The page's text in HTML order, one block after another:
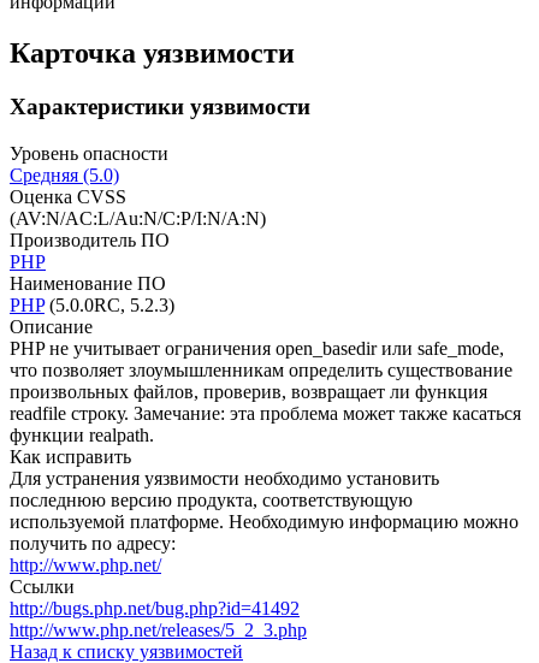
Карточка уязвимости
Характеристики уязвимости
Уровень опасности
Средняя (5.0)
Оценка CVSS
(AV:N/AC:L/Au:N/C:P/I:N/A:N)
Производитель ПО
PHP
Наименование ПО
PHP(5.0.0RC, 5.2.3)
Описание
PHP не учитывает ограничения open_basedir или safe_mode,
что позволяет злоумышленникам определить существование
произвольных файлов, проверив, возвращает ли функция
readfile строку. Замечание: эта проблема может также касаться
функции realpath.
Как исправить
Для устранения уязвимости необходимо установить
последнюю версию продукта, соответствующую
используемой платформе. Необходимую информацию можно
получить по адресу:
http://www.php.net/
Ссылки
http://bugs.php.net/bug.php?id=41492
http://www.php.net/releases/5_2_3.php
Назад к списку уязвимостей